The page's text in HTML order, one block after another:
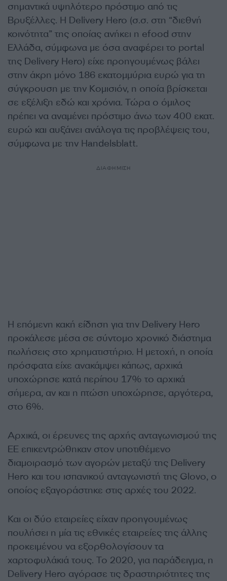
σημαντικά υψηλότερο πρόστιμο από τις
Βρυξέλλες. Η Delivery Hero (σ.σ. στη “διεθνή
κοινότητα” της οποίας ανήκει η efood στην
Ελλάδα, σύμφωνα με όσα αναφέρει το portal
της Delivery Hero) είχε προηγουμένως βάλει
στην άκρη μόνο 186 εκατομμύρια ευρώ για τη
σύγκρουση με την Κομισιόν, η οποία βρίσκεται
σε εξέλιξη εδώ και χρόνια. Τώρα ο όμιλος
πρέπει να αναμένει πρόστιμο άνω των 400 εκατ.
ευρώ και αυξάνει ανάλογα τις προβλέψεις του,
σύμφωνα με την Handelsblatt.
ΔΙΑΦΗΜΙΣΗ
Η επόμενη κακή είδηση για την Delivery Hero
προκάλεσε μέσα σε σύντομο χρονικό διάστημα
πωλήσεις στο χρηματιστήριο. Η μετοχή, η οποία
πρόσφατα είχε ανακάμψει κάπως, αρχικά
υποχώρησε κατά περίπου 17% το αρχικά
σήμερα, αν και η πτώση υποχώρησε, αργότερα,
στο 6%.
Αρχικά, οι έρευνες της αρχής ανταγωνισμού της
ΕΕ επικεντρώθηκαν στον υποτιθέμενο
διαμοιρασμό των αγορών μεταξύ της Delivery
Hero και του ισπανικού ανταγωνιστή της Glovo, ο
οποίος εξαγοράστηκε στις αρχές του 2022.
Και οι δύο εταιρείες είχαν προηγουμένως
πουλήσει η μία τις εθνικές εταιρείες της άλλης
προκειμένου να εξορθολογίσουν τα
χαρτοφυλάκιά τους. Το 2020, για παράδειγμα, η
Delivery Hero αγόρασε τις δραστηριότητες της